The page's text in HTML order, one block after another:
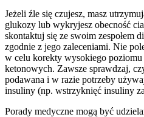
Jeżeli źle się czujesz, masz
glukozy lub wykryjesz obecność
skontaktuj się ze swoim zespołem
zgodnie z jego zaleceniami. Nie
w celu korekty wysokiego
ketonowych. Zawsze sprawdzaj,
podawana i w razie potrzeby
insuliny (np. wstrzyknięć insuliny
Porady medyczne mogą być